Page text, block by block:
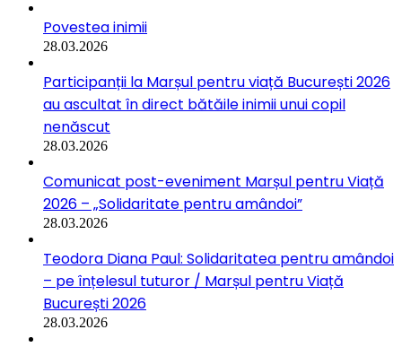
Povestea inimii
28.03.2026
Participanții la Marșul pentru viață București 2026
au ascultat în direct bătăile inimii unui copil
nenăscut
28.03.2026
Comunicat post-eveniment Marșul pentru Viață
2026 – „Solidaritate pentru amândoi”
28.03.2026
Teodora Diana Paul: Solidaritatea pentru amândoi
– pe înțelesul tuturor / Marșul pentru Viață
București 2026
28.03.2026